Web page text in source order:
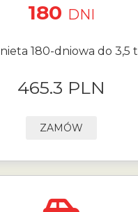
180 DNI
180-dniowa do 3,5 t
465.3 PLN
ZAMÓW